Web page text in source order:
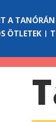
A TANÓRÁN
ÖTLETEK